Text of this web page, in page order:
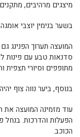
מיצגים מרהיבים,
בשער בנימין יוצבי
המועצה תערוך הפנינג
סדנאות טבע עם פינות
מתופפים וסיורי תצפית
בנוסף, ביער נווה צוף
עוד מזמינה המועצה
הפעלות והדרכות. בנחל
הכוכב.